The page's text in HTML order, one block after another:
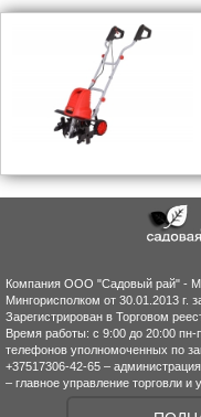
Компания ООО "Садовый рай" -
Мингорисполком от 30.01.2013 г.
Зарегистрирован в Торговом
Время работы: с 9:00 до 20:00 пн-
телефонов уполномоченных по
+37517306-42-65 –
– главное управление торговли и